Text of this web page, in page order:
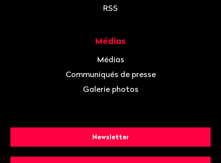
RSS
Médias
Médias
Communiqués de presse
Galerie photos
Newsletter